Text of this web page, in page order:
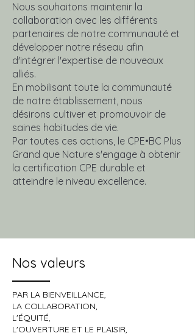
Nous souhaitons maintenir la
collaboration avec les différents
partenaires de notre communauté et
développer notre réseau afin
d'intégrer l'expertise de nouveaux
alliés.
En mobilisant toute la communauté
de notre établissement, nous
désirons cultiver et promouvoir de
saines habitudes de vie.
Par toutes ces actions, le CPE•BC Plus
Grand que Nature s'engage à obtenir
la certification CPE durable et
atteindre le niveau excellence.
Nos valeurs
PAR LA BIENVEILLANCE,
LA COLLABORATION,
L'ÉQUITÉ,
L'OUVERTURE ET LE PLAISIR,